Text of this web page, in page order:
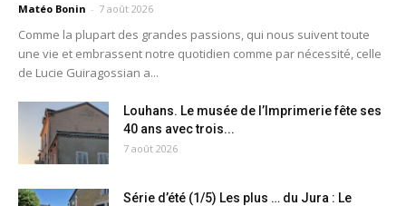
Matéo Bonin - 7 août 2026
Comme la plupart des grandes passions, qui nous suivent toute
une vie et embrassent notre quotidien comme par nécessité, celle
de Lucie Guiragossian a...
Louhans. Le musée de l’Imprimerie fête ses
40 ans avec trois...
7 août 2026
Série d’été (1/5) Les plus … du Jura : Le